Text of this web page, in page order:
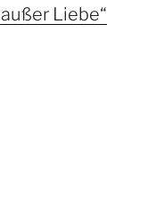
Liebe“